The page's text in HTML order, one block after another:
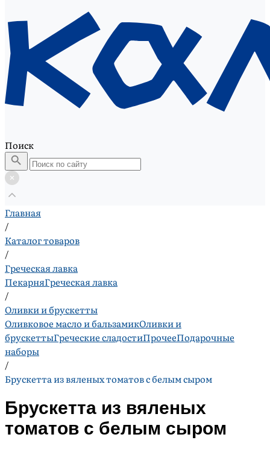
Поиск
Главная
/
Каталог товаров
/
Греческая лавка
ПекарняГреческая лавка
/
Оливки и брускетты
Оливковое масло и бальзамикОливки и
брускеттыГреческие сладостиПрочееПодарочные
наборы
/
Брускетта из вяленых томатов с белым сыром
Брускетта из вяленых
томатов с белым сыром